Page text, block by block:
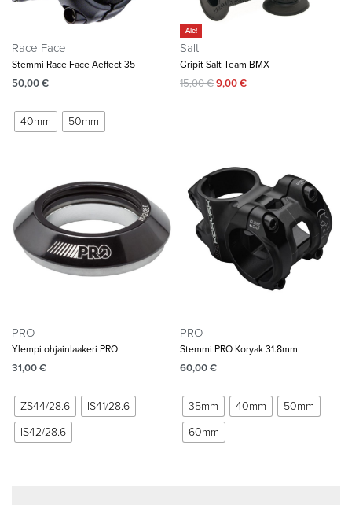
Race Face
Stemmi Race Face Aeffect 35
50,00€
40mm 50mm
Ale!
Salt
Gripit Salt Team BMX
15,00€9,00€
PRO
Ylempi ohjainlaakeri PRO
31,00€
ZS44/28.6
IS41/28.6
IS42/28.6
PRO
Stemmi PRO Koryak 31.8mm
60,00€
35mm 40mm
50mm
60mm